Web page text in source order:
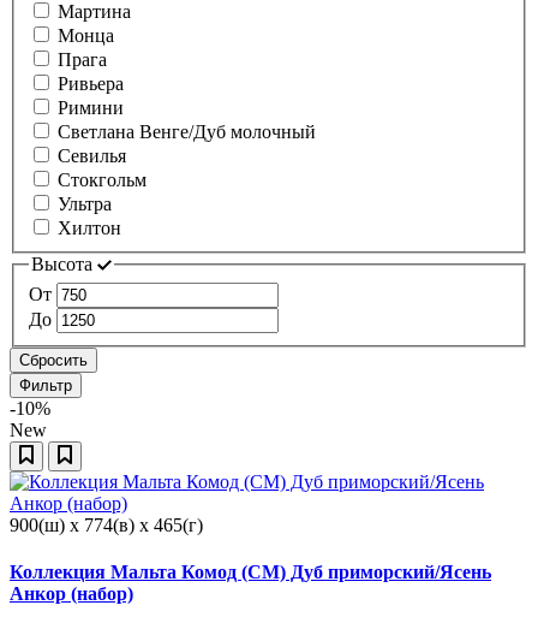
Мартина
Монца
Прага
Ривьера
Римини
Светлана Венге/Дуб молочный
Севилья
Стокгольм
Ультра
Хилтон
Высота
От
До
Сбросить
Фильтр
-10%
New
900(ш) x 774(в) x 465(г)
Коллекция Мальта Комод (СМ) Дуб приморский/Ясень
Анкор (набор)